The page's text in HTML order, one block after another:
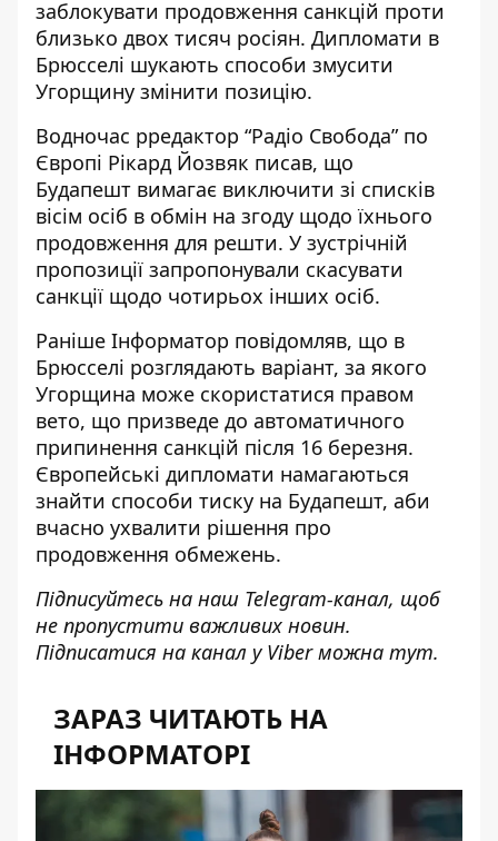
заблокувати продовження санкцій проти
близько двох тисяч росіян. Дипломати в
Брюсселі шукають способи змусити
Угорщину змінити позицію.
Водночас рредактор “Радіо Свобода” по
Європі Рікард Йозвяк писав, що
Будапешт вимагає виключити зі списків
вісім осіб в обмін на згоду щодо їхнього
продовження для решти. У зустрічній
пропозиції запропонували скасувати
санкції щодо чотирьох інших осіб.
Раніше Інформатор повідомляв, що в
Брюсселі розглядають варіант, за якого
Угорщина може скористатися правом
вето, що призведе до автоматичного
припинення санкцій після 16 березня.
Європейські дипломати намагаються
знайти способи тиску на Будапешт, аби
вчасно ухвалити рішення про
продовження обмежень.
Підписуйтесь на наш Telegram-канал, щоб
не пропустити важливих новин.
Підписатися на канал у Viber можна тут.
ЗАРАЗ ЧИТАЮТЬ НА
ІНФОРМАТОРІ